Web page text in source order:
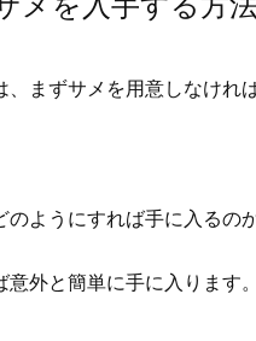
まずサメを用意しなけれ
ようにすれば手に入るの
外と簡単に手に入ります。